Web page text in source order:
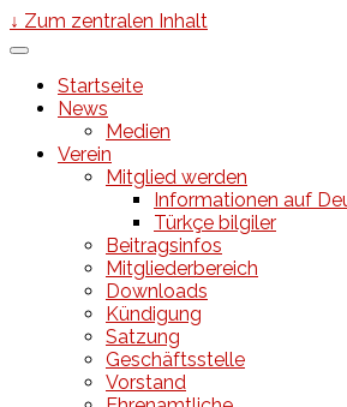
↓ Zum zentralen Inhalt
Startseite
News
Medien
Verein
Mitglied werden
Informationen auf
Türkçe bilgiler
Beitragsinfos
Mitgliederbereich
Downloads
Kündigung
Satzung
Geschäftsstelle
Vorstand